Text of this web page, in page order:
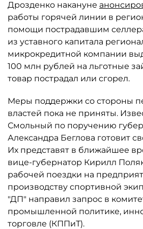
Дрозденко накануне
работы горячей линии в
помощи пострадавшим
из уставного капитала
микрокредитной компании
100 млн рублей на льготные
товар пострадал или сгорел.
Меры поддержки со стороны
властей пока не приняты.
Смольный по поручению
Александра Беглова готовит
Их представят в ближайшее
вице-губернатор Кирилл
рабочей поездки на
производству спортивной
"ДП" направил запрос в
промышленной политике,
торговле (КППиТ).